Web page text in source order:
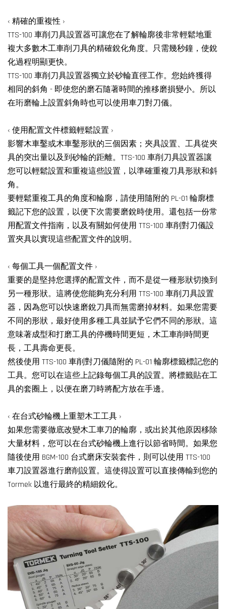
‹ 精確的重複性 ›
TTS-100 車削刀具設置器可讓您在了解輪廓後非常輕鬆地重
複大多數木工車削刀具的精確銳化角度。只需幾秒鐘，使銳
化過程明顯更快。
TTS-100 車削刀具設置器獨立於砂輪直徑工作。您始終獲得
相同的斜角 - 即使您的磨石隨著時間的推移磨損變小。所以
在珩磨輪上設置斜角時也可以使用車刀對刀儀。
‹ 使用配置文件標籤輕鬆設置 ›
影響木車鑿或木車鑿形狀的三個因素；夾具設置、工具從夾
具的突出量以及到砂輪的距離。TTS-100 車削刀具設置器讓
您可以輕鬆設置和重複這些設置，以準確重複刀具形狀和斜
角。
要輕鬆重複工具的角度和輪廓，請使用隨附的 PL-01 輪廓標
籤記下您的設置，以便下次需要磨銳時使用。還包括一份常
用配置文件指南，以及有關如何使用 TTS-100 車削對刀儀設
置夾具以實現這些配置文件的說明。
‹ 每個工具一個配置文件 ›
重要的是堅持您選擇的配置文件，而不是從一種形狀切換到
另一種形狀。這將使您能夠充分利用 TTS-100 車削刀具設置
器，因為您可以快速磨銳刀具而無需磨掉材料。如果您需要
不同的形狀，最好使用多種工具並賦予它們不同的形狀。這
意味著成型和打磨工具的停機時間更短，木工車削時間更
長，工具壽命更長。
然後使用 TTS-100 車削對刀儀隨附的 PL-01 輪廓標籤標記您的
工具。您可以在這些上記錄每個工具的設置。將標籤貼在工
具的套圈上，以便在磨刀時將配方放在手邊。
‹ 在台式砂輪機上重塑木工工具 ›
如果您需要徹底改變木工車刀的輪廓，或出於其他原因移除
大量材料，您可以在台式砂輪機上進行以節省時間。如果您
隨後使用 BGM-100 台式磨床安裝套件，則可以使用 TTS-100
車刀設置器進行磨削設置。這使得設置可以直接傳輸到您的
Tormek 以進行最終的精細銳化。